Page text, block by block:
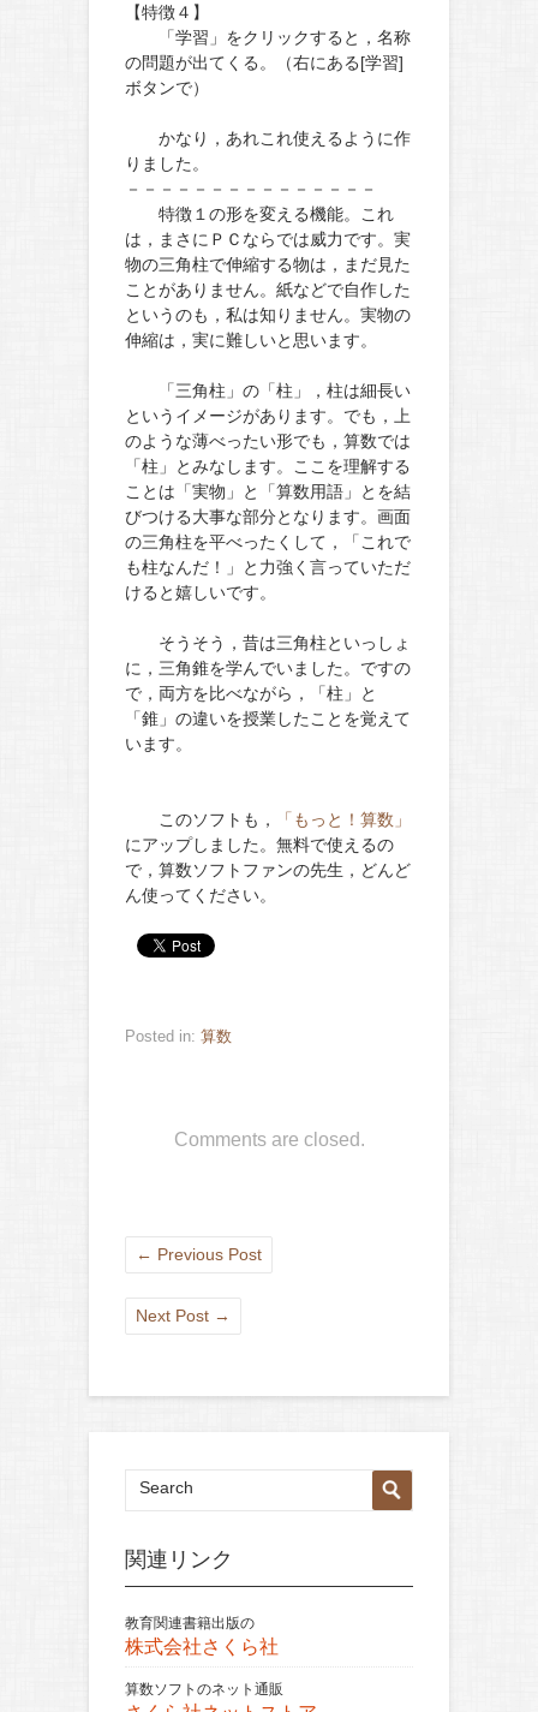
【特徴４】
「学習」をクリックすると，名称
の問題が出てくる。（右にある[学習]
ボタンで）
かなり，あれこれ使えるように作
りました。
－－－－－－－－－－－－－－－
特徴１の形を変える機能。これ
は，まさにＰＣならでは威力です。実
物の三角柱で伸縮する物は，まだ見た
ことがありません。紙などで自作した
というのも，私は知りません。実物の
伸縮は，実に難しいと思います。
「三角柱」の「柱」，柱は細長い
というイメージがあります。でも，上
のような薄べったい形でも，算数では
「柱」とみなします。ここを理解する
ことは「実物」と「算数用語」とを結
びつける大事な部分となります。画面
の三角柱を平べったくして，「これで
も柱なんだ！」と力強く言っていただ
けると嬉しいです。
そうそう，昔は三角柱といっしょ
に，三角錐を学んでいました。ですの
で，両方を比べながら，「柱」と
「錐」の違いを授業したことを覚えて
います。
このソフトも，
「もっと！算数」
にアップしました。無料で使えるの
で，算数ソフトファンの先生，どんど
ん使ってください。
Posted in: 算数
Comments are closed.
← Previous Post
Next Post →
関連リンク
教育関連書籍出版の
株式会社さくら社
算数ソフトのネット通販